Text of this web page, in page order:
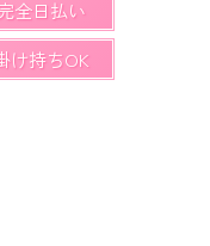
全日払い
け持ちOK